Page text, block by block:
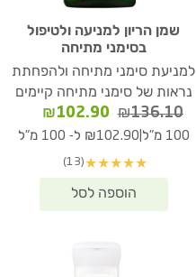
שמן הריון למניעה ולטיפול
בסימני מתיחה
למניעת סימני מתיחה ולהפחתת
נראות של סימני מתיחה קיימים
₪136.10
המחיר
המקורי
₪136.10.
₪102.90
הנוכחי
100 מ"ל ₪102.90 ל- 100 מ"ל
★
★
★
★
★
(13)